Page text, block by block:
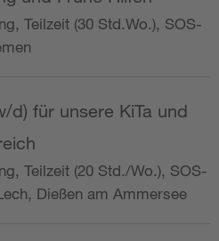
Teilzeit (30 Std.Wo.), SOS-
d) für unsere KiTa und
Teilzeit (20 Std./Wo.), SOS-
Dießen am Ammersee